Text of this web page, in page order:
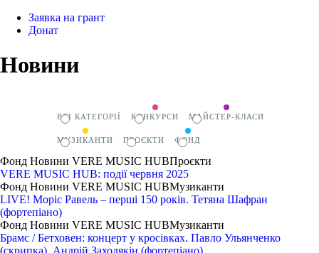
Заявка на грант
Донат
Новини
ВСІ КАТЕГОРІЇ КОНКУРСИ МАЙСТЕР-КЛАСИ
МУЗИКАНТИ ПРОЄКТИ ФОНД
Фонд Новини VERE MUSIC HUBПроєкти
VERE MUSIC HUB: події червня 2025
Фонд Новини VERE MUSIC HUBМузиканти
LIVE! Моріс Равель – перші 150 років. Тетяна Шафран
(фортепіано)
Фонд Новини VERE MUSIC HUBМузиканти
Брамс / Бетховен: концерт у кросівках. Павло Ульянченко
(скрипка), Андрій Заходякін (фортепіано)